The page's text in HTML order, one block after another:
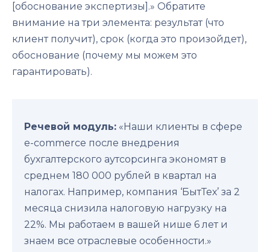
[обоснование экспертизы].» Обратите
внимание на три элемента: результат (что
клиент получит), срок (когда это произойдет),
обоснование (почему мы можем это
гарантировать).
Речевой модуль: «Наши клиенты в сфере
e-commerce после внедрения
бухгалтерского аутсорсинга экономят в
среднем 180 000 рублей в квартал на
налогах. Например, компания ‘БытТех’ за 2
месяца снизила налоговую нагрузку на
22%. Мы работаем в вашей нише 6 лет и
знаем все отраслевые особенности.»